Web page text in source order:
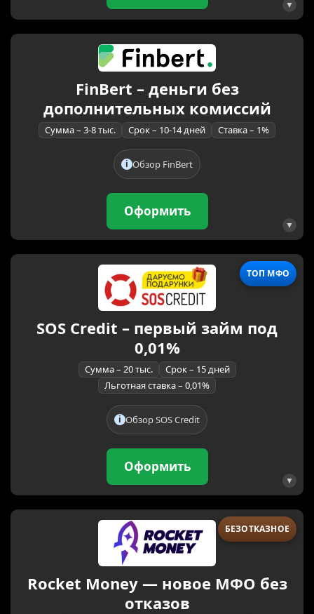
FinBert – деньги без
дополнительных комиссий
Сумма – 3-8 тыс. Срок – 10-14 дней Ставка – 1%
Обзор FinBert
Оформить
ТОП МФО
SOS Credit – первый займ под
0,01%
Сумма – 20 тыс.
Срок – 15 дней
Льготная ставка – 0,01%
Обзор SOS Credit
Оформить
БЕЗОТКАЗНОЕ
Rocket Money — новое МФО без
отказов